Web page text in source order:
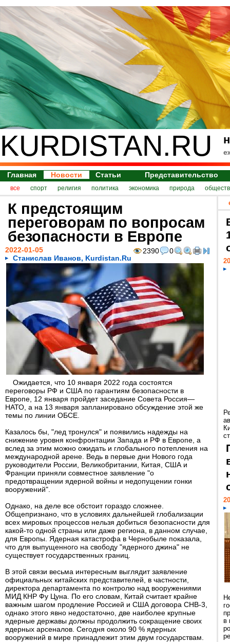
KURDISTAN.RU
Главная Новости Статьи Представительство
все спорт религия политика экономика природа
К предстоящим
переговорам по вопросам
безопасности в Европе
2390 0
2022-01-05
Станислав Иванов, Kurdistan.Ru
Ожидается, что 10 января 2022 года состоятся
переговоры РФ и США по гарантиям безопасности в
Европе, 12 января пройдет заседание Совета Россия—
НАТО, а на 13 января запланировано обсуждение этой же
темы по линии ОБСЕ.
Казалось бы, "лед тронулся" и появились надежды на
снижение уровня конфронтации Запада и РФ в Европе, а
вслед за этим можно ожидать и глобального потепления на
международной арене. Ведь в первые дни Нового года
руководители России, Великобритании, Китая, США и
Франции приняли совместное заявление "о
предотвращении ядерной войны и недопущении гонки
вооружений".
Однако, на деле все обстоит гораздо сложнее.
Общепризнано, что в условиях дальнейшей глобализации
всех мировых процессов нельзя добиться безопасности для
какой-то одной страны или даже региона, в данном случае,
для Европы. Ядерная катастрофа в Чернобыле показала,
что для выпущенного на свободу "ядерного джина" не
существует государственных границ.
В этой связи весьма интересным выглядит заявление
официальных китайских представителей, в частности,
директора департамента по контролю над вооружениями
МИД КНР Фу Цуна. По его словам, Китай считает крайне
важным шагом продление Россией и США договора СНВ-3,
однако этого явно недостаточно, две наиболее крупные
ядерные державы должны продолжить сокращение своих
ядерных арсеналов. Сегодня около 90 % ядерных
вооружений в мире принадлежит этим двум государствам.
в